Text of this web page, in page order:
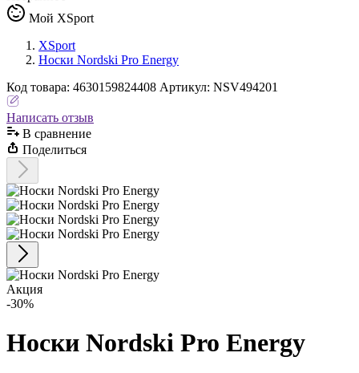
Мой XSport
XSport
Носки Nordski Pro Energy
Код товара: 4630159824408 Артикул: NSV494201
Написать отзыв
В сравнениe
Поделиться
Акция
-30%
Носки Nordski Pro Energy